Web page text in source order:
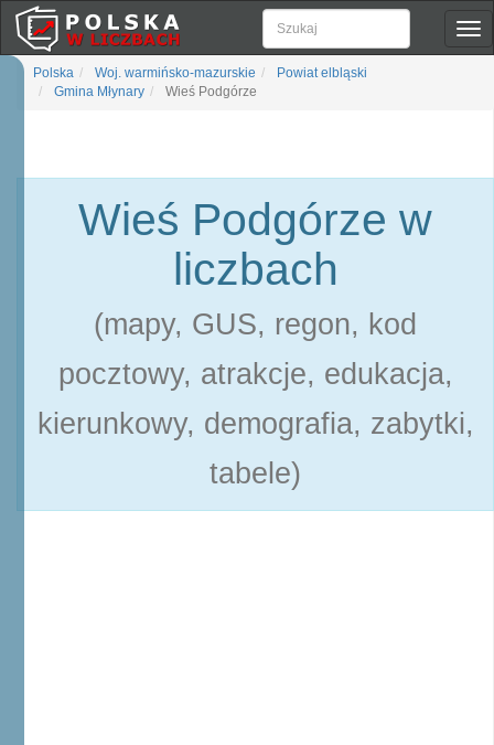
Polska Woj. warmińsko-mazurskie
Powiat elbląski
Gmina Młynary
Wieś Podgórze
Wieś Podgórze w
liczbach
(mapy, GUS, regon, kod
pocztowy, atrakcje, edukacja,
kierunkowy, demografia, zabytki,
tabele)